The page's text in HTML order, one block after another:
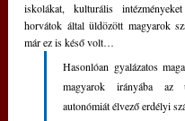
iskolákat, kulturális
horvátok által üldözött magyarok
már ez is késő volt…
Hasonlóan gyalázatos
magyarok irányába az
autonómiát élvező erdélyi